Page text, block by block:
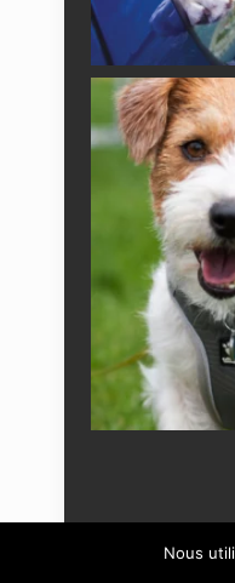
Nous